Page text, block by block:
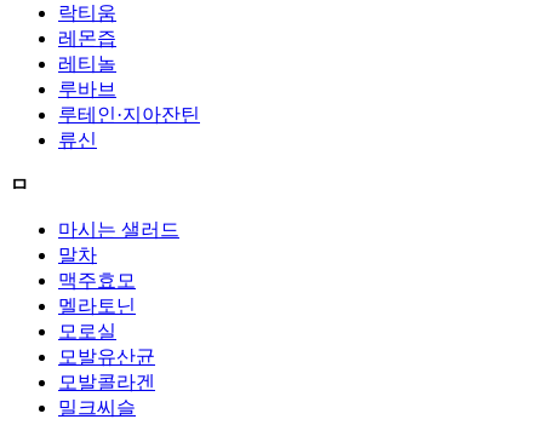
락티움
레몬즙
레티놀
루바브
루테인·지아잔틴
류신
ㅁ
마시는 샐러드
말차
맥주효모
멜라토닌
모로실
모발유산균
모발콜라겐
밀크씨슬